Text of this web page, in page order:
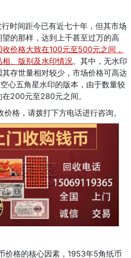
时间距今已有近七十年，但其市场
的那样，达到上千甚至过万的高
价格大致在100元至500元之间，
、版别及水印情况。其中，无水印
存世量相对较少，市场价格可高达
心五角星水印的版本，由于数量较
在200元至280元之间。
价格，请拨打下方电话进行咨询。
格的核心因素，1953年5角纸币